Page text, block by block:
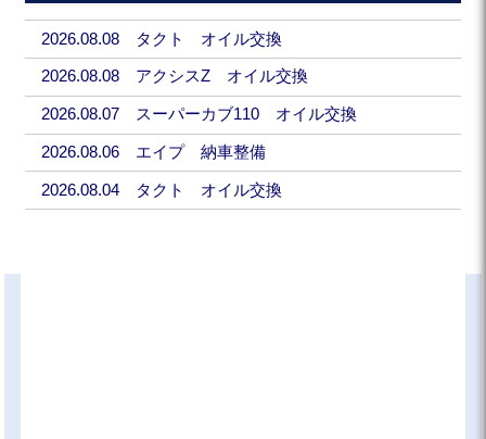
2026.08.08 タクト オイル交換
2026.08.08 アクシスZ オイル交換
2026.08.07 スーパーカブ110 オイル交換
2026.08.06 エイプ 納車整備
2026.08.04 タクト オイル交換